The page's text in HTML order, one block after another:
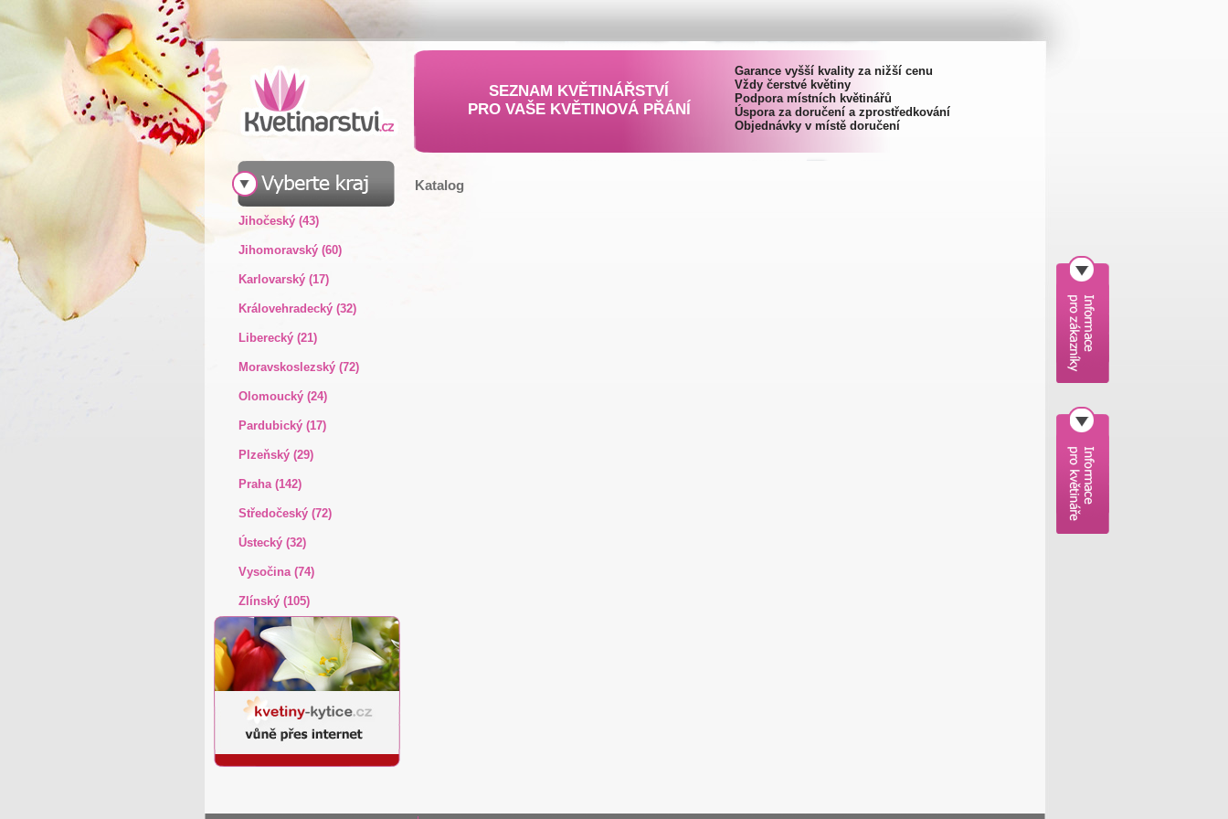
SEZNAM KVĚTINÁŘSTVÍ
PRO VAŠE KVĚTINOVÁ PŘÁNÍ
Garance vyšší kvality za nižší cenu
Vždy čerstvé květiny
Podpora místních květinářů
Úspora za doručení a zprostředkování
Objednávky v místě doručení
Jihočeský (43)
Jihomoravský (60)
Karlovarský (17)
Královehradecký (32)
Liberecký (21)
Moravskoslezský (72)
Olomoucký (24)
Pardubický (17)
Plzeňský (29)
Praha (142)
Středočeský (72)
Ústecký (32)
Vysočina (74)
Zlínský (105)
Katalog